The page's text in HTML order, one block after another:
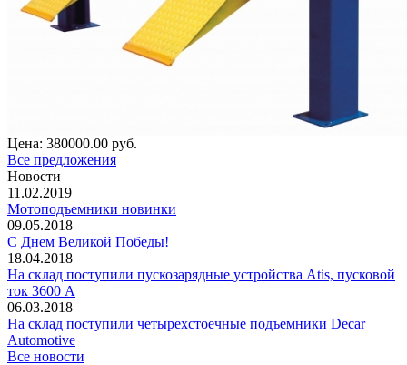
Цена: 380000.00 руб.
Все предложения
Новости
11.02.2019
Мотоподъемники новинки
09.05.2018
С Днем Великой Победы!
18.04.2018
На склад поступили пускозарядные устройства Atis, пусковой
ток 3600 А
06.03.2018
На склад поступили четырехстоечные подъемники Decar
Automotive
Все новости